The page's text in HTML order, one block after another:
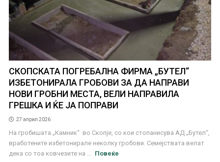
СКОПСКАТА ПОГРЕБАЛНА ФИРМА „БУТЕЛ“
ИЗБЕТОНИРАЛА ГРОБОВИ ЗА ДА НАПРАВИ
НОВИ ГРОБНИ МЕСТА, ВЕЛИ НАПРАВИЛА
ГРЕШКА И ЌЕ ЈА ПОПРАВИ
27 април 2026
На гробишата „Камник“ во Скопје, со кои стопанисува АД „Бутел“,
вработените избетонирале неколку гробови. Семејствата велат
дека со тоа ковчезите на ...
Повеќе